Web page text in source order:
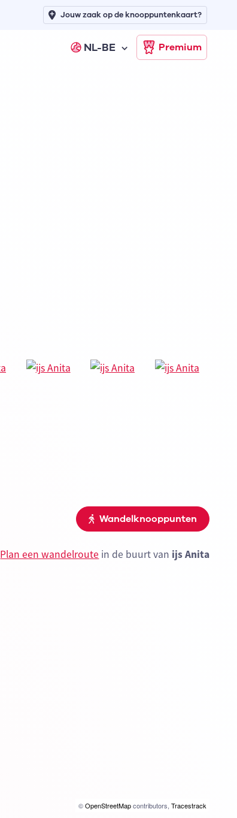
NL-BE Premium
Jouw zaak op de knooppuntenkaart?
Wandelknooppunten
Plan een wandelroute in de buurt van ijs Anita
©OpenStreetMapcontributors,Tracestrack